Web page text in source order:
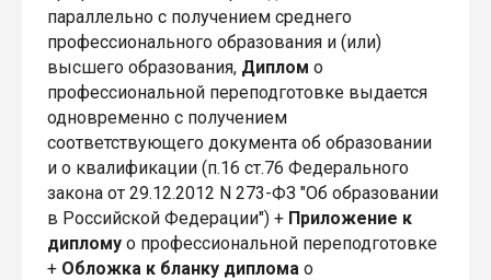
параллельно с получением среднего
профессионального образования и (или)
высшего образования, Диплом о
профессиональной переподготовке выдается
одновременно с получением
соответствующего документа об образовании
и о квалификации (п.16 ст.76 Федерального
закона от 29.12.2012 N 273-ФЗ "Об образовании
в Российской Федерации") + Приложение к
диплому о профессиональной переподготовке
+ Обложка к бланку диплома о